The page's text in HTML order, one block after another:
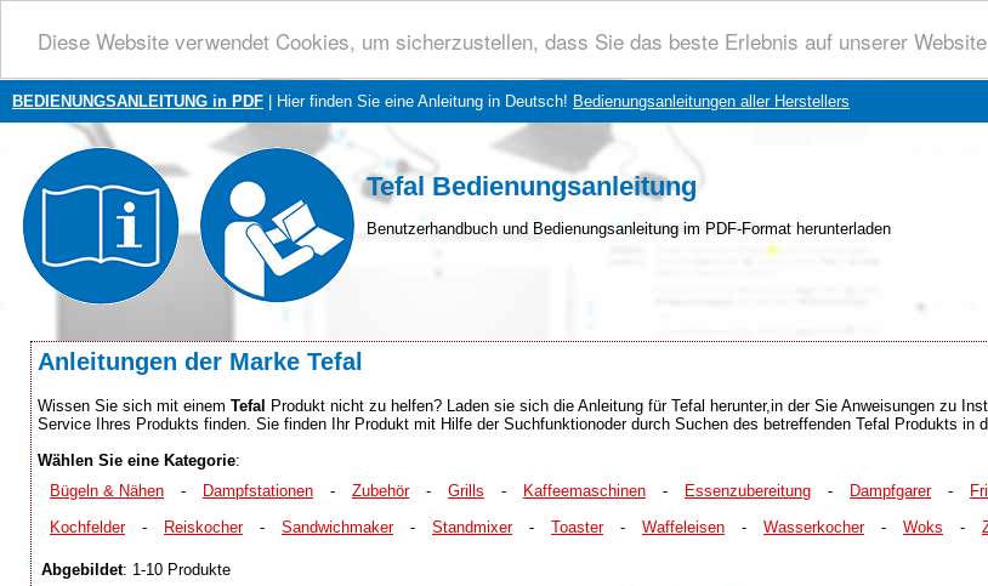
Diese Website verwendet Cookies, um sicherzustellen, dass Sie das beste Erlebnis auf unserer
BEDIENUNGSANLEITUNG in PDF | Hier finden Sie eine Anleitung in Deutsch! Bedienungsanleitungen aller Herstellers
Tefal Bedienungsanleitung
Benutzerhandbuch und Bedienungsanleitung im PDF-Format herunterladen
Anleitungen der Marke Tefal
Wissen Sie sich mit einem Tefal Produkt nicht zu helfen? Laden sie sich die Anleitung für Tefal herunter,in der Sie Anweisungen zu
Service Ihres Produkts finden. Sie finden Ihr Produkt mit Hilfe der Suchfunktionoder durch Suchen des betreffenden Tefal Produkts in
Wählen Sie eine Kategorie:
Bügeln & Nähen
- Dampfstationen - Zubehör - Grills - Kaffeemaschinen - Essenzubereitung - Dampfgarer -
Kochfelder
- Reiskocher - Sandwichmaker - Standmixer - Toaster - Waffeleisen - Wasserkocher - Woks -
Abgebildet: 1-10 Produkte